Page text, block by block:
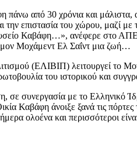
από 30 χρόνια και μάλιστα,
την επιστασία του χώρου, μαζί
Καβάφη…», ανέφερε στο
Μοχάμεντ Ελ Σαΐντ μια ζωή…
(ΕΛΙΒΙΠ) λειτουργεί το
του ιστορικού και
σε συνεργασία με το Ελληνικό
Καβάφη άνοιξε ξανά τις
ολοένα και περισσότεροι